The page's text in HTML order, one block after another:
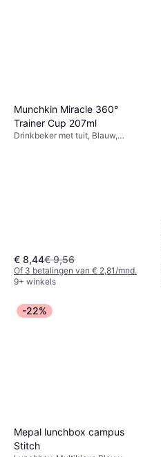
Munchkin Miracle 360°
Trainer Cup 207ml
Drinkbeker met tuit, Blauw,
€ 8,44€ 9,56
Of 3 betalingen van € 2,81/mnd.
9+ winkels
-22%
Mepal lunchbox campus
Stitch